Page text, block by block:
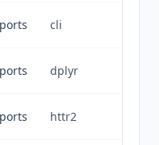
cli
dplyr
httr2